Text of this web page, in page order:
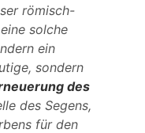
römisch-
solche
ein
sondern
des
des Segens,
für den